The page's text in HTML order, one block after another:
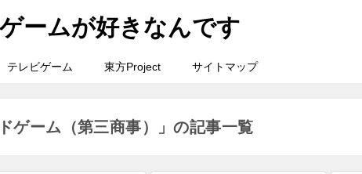
ームが好きなんです
テレビゲーム 東方Project サイトマップ
ゲーム（第三商事）」の記事一覧